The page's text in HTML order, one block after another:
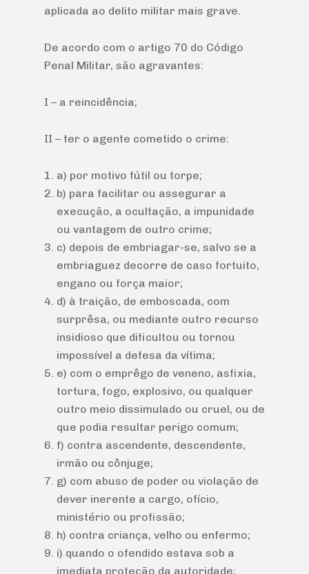
aplicada ao delito militar mais grave.
De acordo com o artigo 70 do Código
Penal Militar, são agravantes:
I – a reincidência;
II – ter o agente cometido o crime:
a) por motivo fútil ou torpe;
b) para facilitar ou assegurar a
execução, a ocultação, a impunidade
ou vantagem de outro crime;
c) depois de embriagar-se, salvo se a
embriaguez decorre de caso fortuito,
engano ou força maior;
d) à traição, de emboscada, com
surprêsa, ou mediante outro recurso
insidioso que dificultou ou tornou
impossível a defesa da vítima;
e) com o emprêgo de veneno, asfixia,
tortura, fogo, explosivo, ou qualquer
outro meio dissimulado ou cruel, ou de
que podia resultar perigo comum;
f) contra ascendente, descendente,
irmão ou cônjuge;
g) com abuso de poder ou violação de
dever inerente a cargo, ofício,
ministério ou profissão;
h) contra criança, velho ou enfermo;
i) quando o ofendido estava sob a
imediata proteção da autoridade;